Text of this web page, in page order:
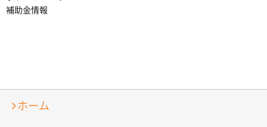
補助金情報
ホーム